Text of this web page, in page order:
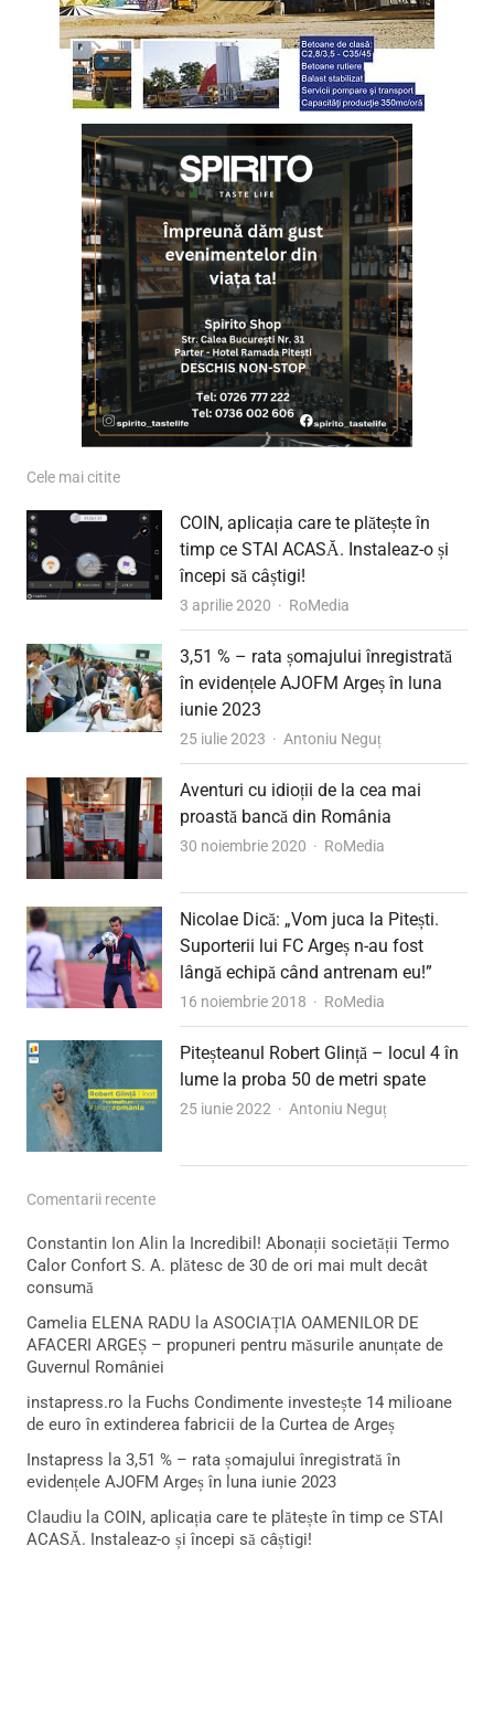
Cele mai citite
COIN, aplicația care te plătește în
timp ce STAI ACASĂ. Instaleaz-o și
începi să câștigi!
3 aprilie 2020 Author
RoMedia
3,51 % – rata șomajului înregistrată
în evidențele AJOFM Argeș în luna
iunie 2023
25 iulie 2023 Author
Antoniu Neguț
Aventuri cu idioții de la cea mai
proastă bancă din România
30 noiembrie 2020 Author
RoMedia
Nicolae Dică: „Vom juca la Pitești.
Suporterii lui FC Argeș n-au fost
lângă echipă când antrenam eu!”
16 noiembrie 2018 Author
RoMedia
Piteșteanul Robert Glință – locul 4 în
lume la proba 50 de metri spate
25 iunie 2022 Author
Antoniu Neguț
Comentarii recente
Constantin Ion Alin la Incredibil! Abonații societății Termo
Calor Confort S. A. plătesc de 30 de ori mai mult decât
consumă
Camelia ELENA RADU la ASOCIAȚIA OAMENILOR DE
AFACERI ARGEȘ – propuneri pentru măsurile anunțate de
Guvernul României
instapress.ro la Fuchs Condimente investește 14 milioane
de euro în extinderea fabricii de la Curtea de Argeș
Instapress la 3,51 % – rata șomajului înregistrată în
evidențele AJOFM Argeș în luna iunie 2023
Claudiu la COIN, aplicația care te plătește în timp ce STAI
ACASĂ. Instaleaz-o și începi să câștigi!